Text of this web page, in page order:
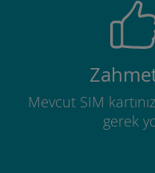
Mevcut SIM
gerek